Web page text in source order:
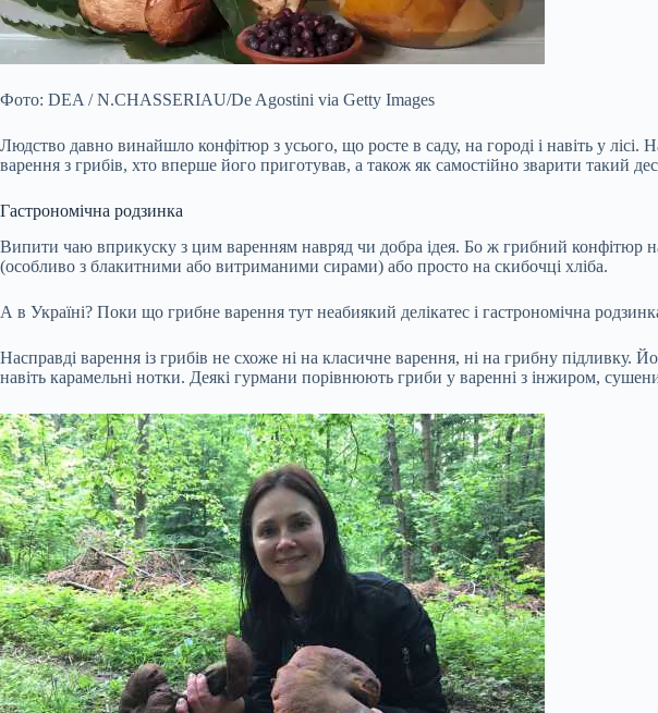
Фото: DEA / N.CHASSERIAU/De Agostini via Getty Images
Людство давно винайшло конфітюр з усього, що росте в саду, на городі і навіть у
варення з грибів, хто вперше його приготував, а також як самостійно зварити такий
Гастрономічна родзинка
Випити чаю вприкуску з цим варенням навряд чи добра ідея. Бо ж грибний конфітюр
(особливо з блакитними або витриманими сирами) або просто на скибочці хліба.
А в Україні? Поки що грибне варення тут неабиякий делікатес і гастрономічна
Насправді варення із грибів не схоже ні на класичне варення, ні на грибну підливку.
навіть карамельні нотки. Деякі гурмани порівнюють гриби у варенні з інжиром,